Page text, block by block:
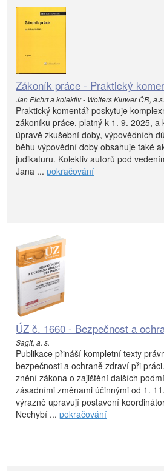
Zákoník práce - Praktický
Jan Pichrt a kolektiv - Wolters Kluwer ČR, a.s.
Praktický komentář poskytuje
zákoníku práce, platný k 1. 9. 2025, a
úpravě zkušební doby, výpovědních
běhu výpovědní doby obsahuje také
judikaturu. Kolektiv autorů pod
Jana ... pokračování
ÚZ č. 1660 - Bezpečnost a
Sagit, a. s.
Publikace přináší kompletní texty
bezpečnosti a ochraně zdraví při
znění zákona o zajištění dalších
zásadními změnami účinnými od 1.
výrazně upravují postavení
Nechybí ... pokračování